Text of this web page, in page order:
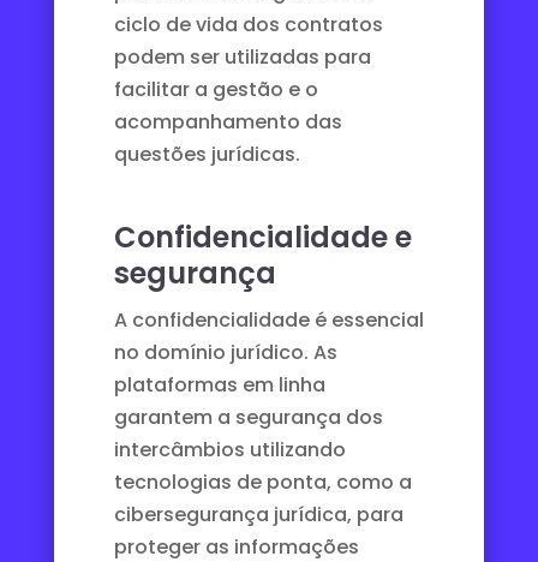
ciclo de vida dos contratos
podem ser utilizadas para
facilitar a gestão e o
acompanhamento das
questões jurídicas.
Confidencialidade e
segurança
A confidencialidade é essencial
no domínio jurídico. As
plataformas em linha
garantem a segurança dos
intercâmbios utilizando
tecnologias de ponta, como a
cibersegurança jurídica, para
proteger as informações